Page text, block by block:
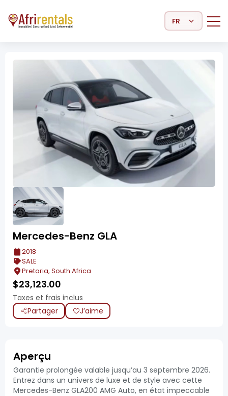
Select Language
Mercedes-Benz GLA
2018
SALE
Pretoria, South Africa
$23,123.00
Taxes et frais inclus
Partager
J’aime
Aperçu
Garantie prolongée valable jusqu’au 3 septembre 2026.
Entrez dans un univers de luxe et de style avec cette
Mercedes-Benz GLA200 AMG Auto, en état impeccable